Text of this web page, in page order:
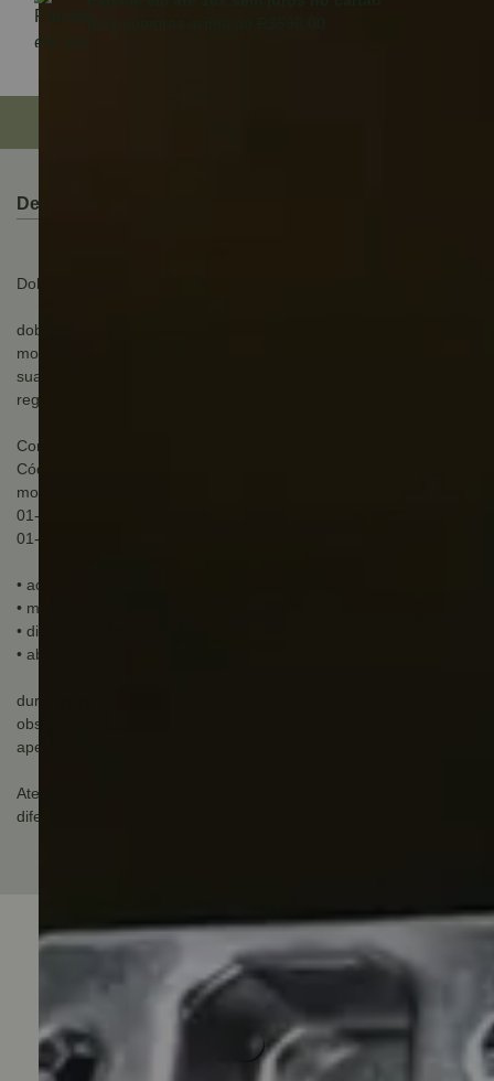
Descrição do Produto
Dobradiça Inox Click Slow 35mm 95º Reta Renna
dobradiça renna ângulo de abertura 95º com sistema de
montagem click e amortecedor incorporado para fechamento
suave das portas. Utiliza calço com dupla linha de fixação e
regulagem.
Componentes incluídos na embalagem:
Código: 3.650.1151
modelo: Com amortecimento com calco 4 furos
01- dobradiça renna com amortecedor reta inox
01- calço
• acabamento: Aço inox
• material: Aço inox
• diâmetro do caneco: 35 mm
• abertura: 95°
durabilidade pelo fabricante: 80.000 ciclos
observação sobre a durabilidade pelo fabricante: Garantia
apenas para defeito de fabricação, não cobre mal uso.
Atenção: Imagem meramente ilustrativa, podendo conter alguma
diferença em sua tonalidade.
Avaliações do Produto